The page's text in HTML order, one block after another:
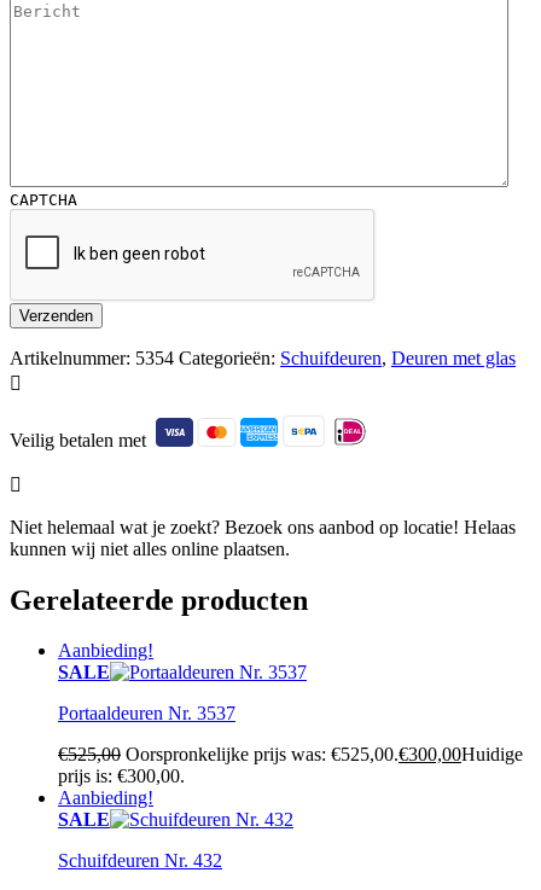
CAPTCHA
Artikelnummer: 5354 Categorieën: Schuifdeuren, Deuren met glas

Veilig betalen met

Niet helemaal wat je zoekt? Bezoek ons aanbod op locatie! Helaas
kunnen wij niet alles online plaatsen.
Gerelateerde producten
Aanbieding!
SALE
Portaaldeuren Nr. 3537
€525,00 Oorspronkelijke prijs was: €525,00.€300,00Huidige
prijs is: €300,00.
Aanbieding!
SALE
Schuifdeuren Nr. 432